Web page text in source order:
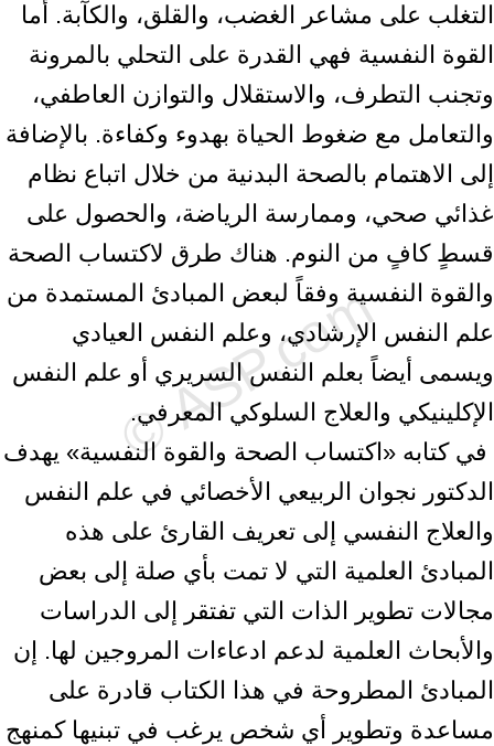
التغلب على مشاعر الغضب، والقلق، والكآبة. أما
القوة ‏النفسية فهي القدرة على التحلي بالمرونة
وتجنب التطرف، والاستقلال والتوازن ‏العاطفي،
والتعامل مع ضغوط الحياة بهدوء وكفاءة. بالإضافة
إلى الاهتمام بالصحة ‏البدنية من خلال اتباع نظام
غذائي صحي، وممارسة الرياضة، والحصول على
قسطٍ ‏كافٍ من النوم. هناك طرق لاكتساب الصحة
والقوة النفسية وفقاً لبعض المبادئ ‏المستمدة من
علم النفس الإرشادي، وعلم النفس العيادي
ويسمى أيضاً بعلم النفس ‏السريري أو علم النفس
الإكلينيكي والعلاج السلوكي المعرفي.
‏ في كتابه «اكتساب الصحة والقوة النفسية» يهدف
الدكتور نجوان الربيعي ‏الأخصائي في علم النفس
والعلاج النفسي إلى تعريف القارئ على هذه
المبادئ ‏العلمية التي لا تمت بأي صلة إلى بعض
مجالات تطوير الذات التي تفتقر إلى ‏الدراسات
والأبحاث العلمية لدعم ادعاءات المروجين لها. إن
المبادئ المطروحة في ‏هذا الكتاب قادرة على
مساعدة وتطوير أي شخص يرغب في تبنيها كمنهج